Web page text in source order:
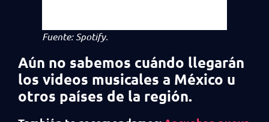
Fuente: Spotify.
Aún no sabemos cuándo llegarán
los videos musicales a México u
otros países de la región.